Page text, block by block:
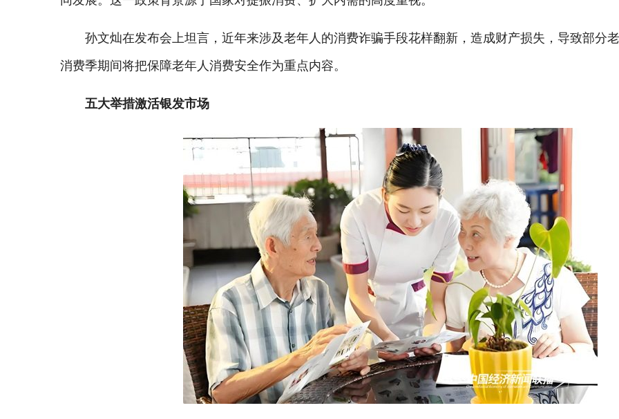
孙文灿在发布会上坦言，近年来涉及老年人的消费诈骗手段花样翻新，造成财产损失，导致部分老
消费季期间将把保障老年人消费安全作为重点内容。
五大举措激活银发市场